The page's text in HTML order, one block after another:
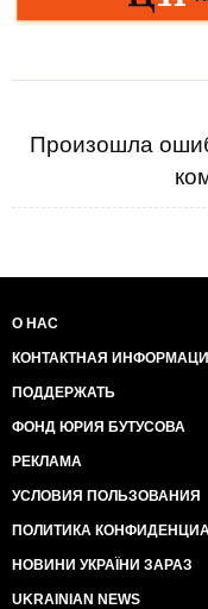
Произошла
О НАС
КОНТАКТНАЯ
ПОДДЕРЖАТЬ
ФОНД ЮРИЯ БУТУСОВА
РЕКЛАМА
УСЛОВИЯ ПОЛЬЗОВАНИЯ
ПОЛИТИКА
НОВИНИ УКРАЇНИ ЗАРАЗ
UKRAINIAN NEWS